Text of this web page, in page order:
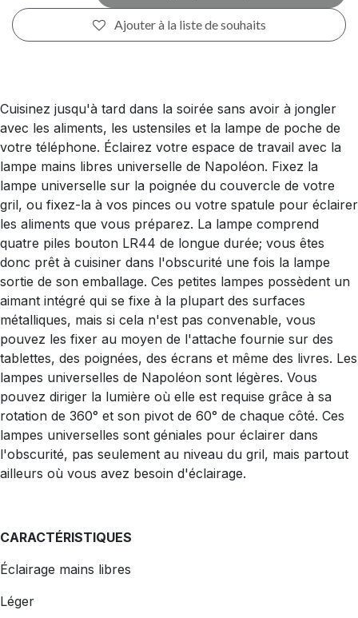
Ajouter à la liste de souhaits
Cuisinez jusqu'à tard dans la soirée sans avoir à jongler
avec les aliments, les ustensiles et la lampe de poche de
votre téléphone. Éclairez votre espace de travail avec la
lampe mains libres universelle de Napoléon. Fixez la
lampe universelle sur la poignée du couvercle de votre
gril, ou fixez-la à vos pinces ou votre spatule pour éclairer
les aliments que vous préparez. La lampe comprend
quatre piles bouton LR44 de longue durée; vous êtes
donc prêt à cuisiner dans l'obscurité une fois la lampe
sortie de son emballage. Ces petites lampes possèdent un
aimant intégré qui se fixe à la plupart des surfaces
métalliques, mais si cela n'est pas convenable, vous
pouvez les fixer au moyen de l'attache fournie sur des
tablettes, des poignées, des écrans et même des livres. Les
lampes universelles de Napoléon sont légères. Vous
pouvez diriger la lumière où elle est requise grâce à sa
rotation de 360​​° et son pivot de 60° de chaque côté. Ces
lampes universelles sont géniales pour éclairer dans
l'obscurité, pas seulement au niveau du gril, mais partout
ailleurs où vous avez besoin d'éclairage.
CARACTÉRISTIQUES
Éclairage mains libres
Léger